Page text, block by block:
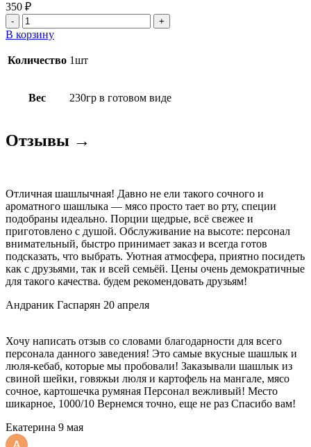
350 ₽
Количество
товара
Люля-
кебаб
230гр
В корзину
Количество 1шт
Вес 230гр в готовом виде
Отзывы →
Отличная шашлычная! Давно не ели такого сочного и
ароматного шашлыка — мясо просто тает во рту, специи
подобраны идеально. Порции щедрые, всё свежее и
приготовлено с душой. Обслуживание на высоте: персонал
внимательный, быстро принимает заказ и всегда готов
подсказать, что выбрать. Уютная атмосфера, приятно посидеть
как с друзьями, так и всей семьёй. Цены очень демократичные
для такого качества. будем рекомендовать друзьям!
Андраник Гаспарян 20 апреля
Хочу написать отзыв со словами благодарности для всего
персонала данного заведения! Это самые вкусные шашлык и
люля-кебаб, которые мы пробовали! Заказывали шашлык из
свиной шейки, говяжьи люля и картофель на мангале, мясо
сочное, картошечка румяная Персонал вежливый! Место
шикарное, 1000/10 Вернемся точно, еще не раз Спасибо вам!
Екатерина 9 мая